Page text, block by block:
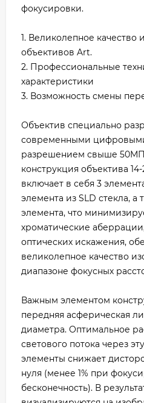
фокусировки.
1. Великолепное
объективов Art.
2. Профессиональные
характеристики
3. Возможность смены
Объектив специально
современными
разрешением свыше
конструкция объектива
включает в себя 3
элемента из SLD стекла, а
элемента, что
хроматические
оптических искажения,
великолепное качество
диапазоне фокусных
Важным элементом
передняя асферическая
диаметра. Оптимальное
светового потока через
элементы снижает
нуля (менее 1% при
бесконечность). В